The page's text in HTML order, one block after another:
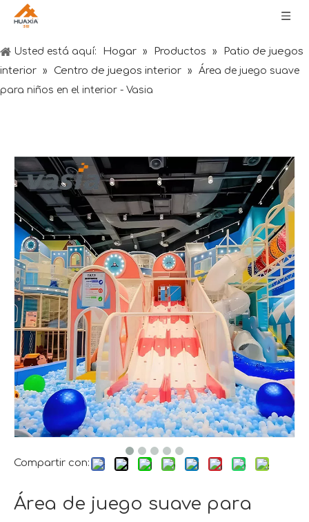
Usted está aquí: Hogar » Productos »
Patio de juegos
interior » Centro de juegos interior »
Área de juego suave
para niños en el interior - Vasia
Compartir con:
Área de juego suave para